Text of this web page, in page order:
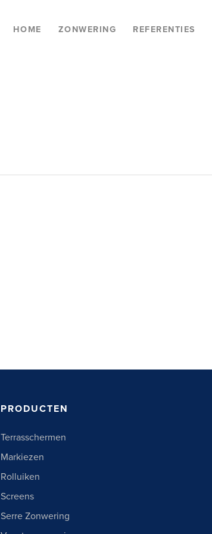
HOME ZONWERING REFERENTIES
PRODUCTEN
Terrasschermen
Markiezen
Rolluiken
Screens
Serre Zonwering